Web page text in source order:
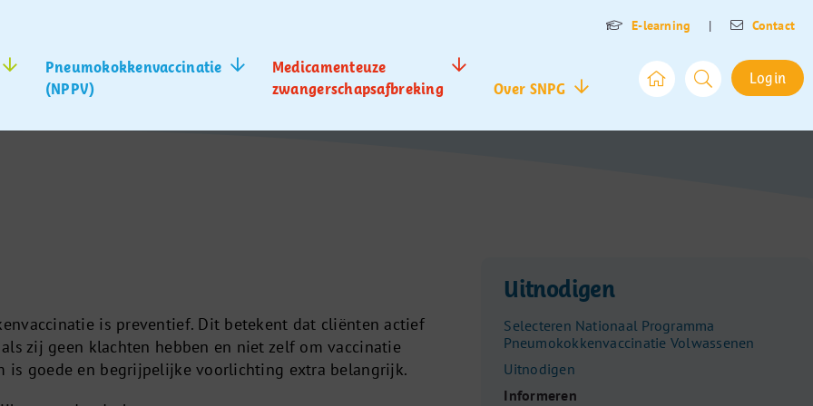
E-learning | Contact
Pneumokokkenvaccinatie
(NPPV)
Medicamenteuze
zwangerschapsafbreking
Over SNPG
Login
is preventief. Dit betekent dat cliënten actief
zij geen klachten hebben en niet zelf om vaccinatie
is goede en begrijpelijke voorlichting extra belangrijk.
Uitnodigen
Selecteren Nationaal Programma
Pneumokokkenvaccinatie Volwassenen
Uitnodigen
Informeren